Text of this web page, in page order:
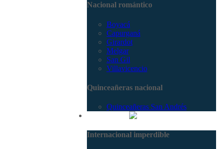
Nacional romántico
Boyacá
Capurganá
Girardot
Melgar
San Gil
Villavicencio
Quinceañeras nacional
Quinceañeras San Andrés
Internacional imperdible